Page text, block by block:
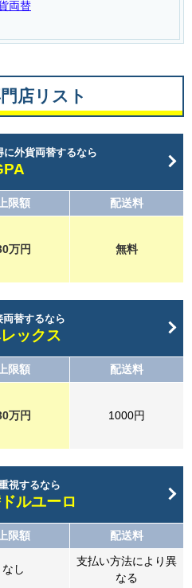
両替
店リスト
に外貨両替するなら
上限額 配送料
万円 無料
両替するなら
レックス
上限額 配送料
万円 1000円
視するなら
ルユーロ
上限額 配送料
なし
支払い方法により異
なる